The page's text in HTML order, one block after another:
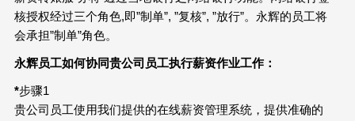
核授权经过三个角色,即”制单”, ”复核”, ”放行”。永辉的员工将
会承担”制单”角色。
永辉员工如何协同贵公司员工执行薪资作业工作：
*步骤1
贵公司员工使用我们提供的在线薪资管理系统，提供准确的